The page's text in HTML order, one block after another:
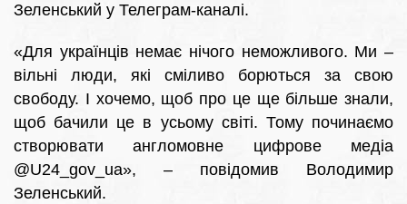
Зеленський у Телеграм-каналі.
«Для українців немає нічого неможливого. Ми –
вільні люди, які сміливо борються за свою
свободу. І хочемо, щоб про це ще більше знали,
щоб бачили це в усьому світі. Тому починаємо
створювати англомовне цифрове медіа
@U24_gov_ua», – повідомив Володимир
Зеленський.